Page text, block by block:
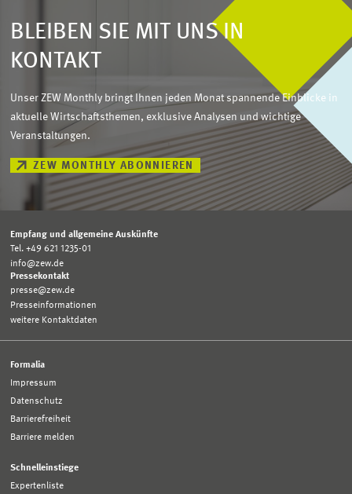
BLEIBEN SIE MIT UNS IN
KONTAKT
Unser ZEW Monthly bringt Ihnen jeden Monat spannende Einblicke in
aktuelle Wirtschaftsthemen, exklusive Analysen und wichtige
Veranstaltungen.
ZEW MONTHLY ABONNIEREN
Empfang und allgemeine Auskünfte
Tel. +49 621 1235-01
info@zew.de
Pressekontakt
presse@zew.de
Presseinformationen
weitere Kontaktdaten
Formalia
Impressum
Datenschutz
Barrierefreiheit
Barriere melden
Schnelleinstiege
Expertenliste